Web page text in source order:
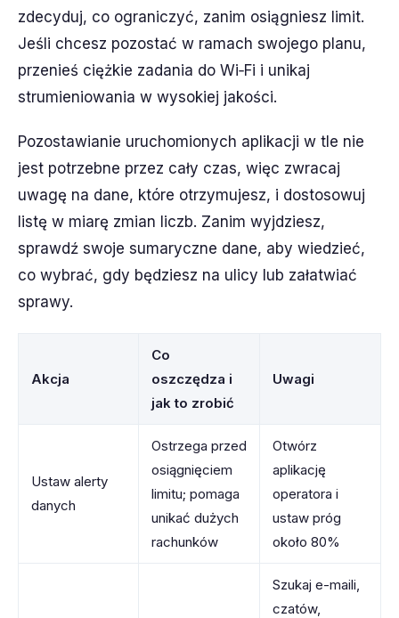
zdecyduj, co ograniczyć, zanim osiągniesz limit.
Jeśli chcesz pozostać w ramach swojego planu,
przenieś ciężkie zadania do Wi‑Fi i unikaj
strumieniowania w wysokiej jakości.
Pozostawianie uruchomionych aplikacji w tle nie
jest potrzebne przez cały czas, więc zwracaj
uwagę na dane, które otrzymujesz, i dostosowuj
listę w miarę zmian liczb. Zanim wyjdziesz,
sprawdź swoje sumaryczne dane, aby wiedzieć,
co wybrać, gdy będziesz na ulicy lub załatwiać
sprawy.
Akcja
Co
oszczędza i
jak to zrobić
Uwagi
Ustaw alerty
danych
Ostrzega przed
osiągnięciem
limitu; pomaga
unikać dużych
rachunków
Otwórz
aplikację
operatora i
ustaw próg
około 80%
Szukaj e-maili,
czatów,